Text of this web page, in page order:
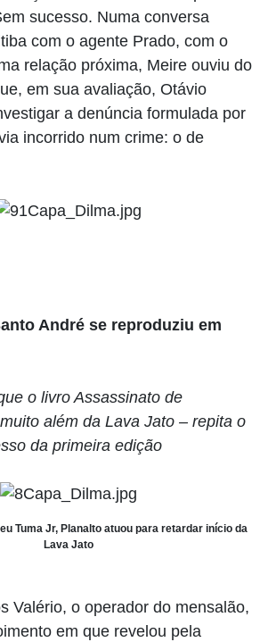
sucesso. Numa conversa
com o agente Prado, com o
relação próxima, Meire ouviu do
em sua avaliação, Otávio
a denúncia formulada por
incorrido num crime: o de
André se reproduziu em
o livro Assassinato de
além da Lava Jato – repita o
da primeira edição
Tuma Jr, Planalto atuou para retardar início da
Lava Jato
Valério, o operador do mensalão,
em que revelou pela